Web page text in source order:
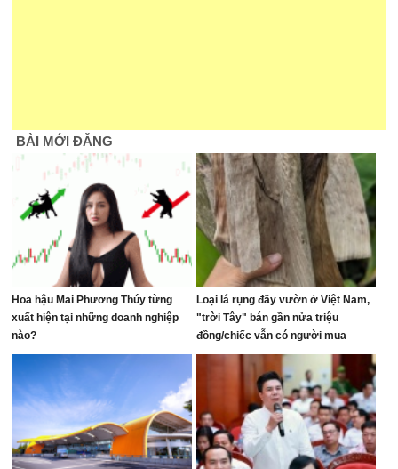
BÀI MỚI ĐĂNG
Hoa hậu Mai Phương Thúy từng
xuất hiện tại những doanh nghiệp
nào?
Loại lá rụng đầy vườn ở Việt Nam,
"trời Tây" bán gần nửa triệu
đồng/chiếc vẫn có người mua